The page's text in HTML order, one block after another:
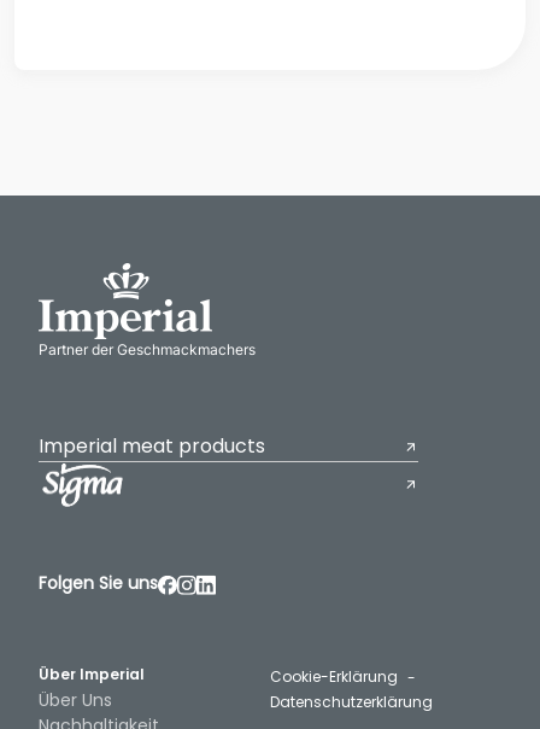
Partner der Geschmackmachers
Imperial meat products
Über Imperial
Über Uns
Folgen Sie uns
Cookie-Erklärung
Datenschutzerklärung